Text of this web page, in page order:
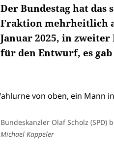
Der Bundestag hat das
Fraktion mehrheitlich
Januar 2025, in
für den Entwurf, es
Bundeskanzler Olaf Scholz
Michael Kappeler